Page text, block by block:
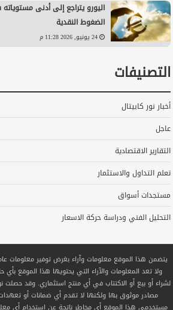
اليورو يتراجع إلى أدنى
الضغوط النقدية
24 يونيو, 2026 11:28 م
التصنيفات
أخبار نور كابيتال
عاجل
التقارير الاقتصادية
تعلم التداول والاستثمار
مستجدات أسواق
التحليل الفني ودراسة حركة الاسعار
يتضمن هذا الموقع معلومات وآراء بغرض توفير معلومات
ولا تعد المعلومات والآراء التي يحتويها هذا الموقع بأي
لشراء أو بيع أو الاكتتاب في أي منتج استثماري. وقد حصلت
مصادر موثوق بها ولكنها لا تقدم أي ضمانات أو
مستخدمي هذا الموقع أي مخاطر ناتجة عن استخدام أي